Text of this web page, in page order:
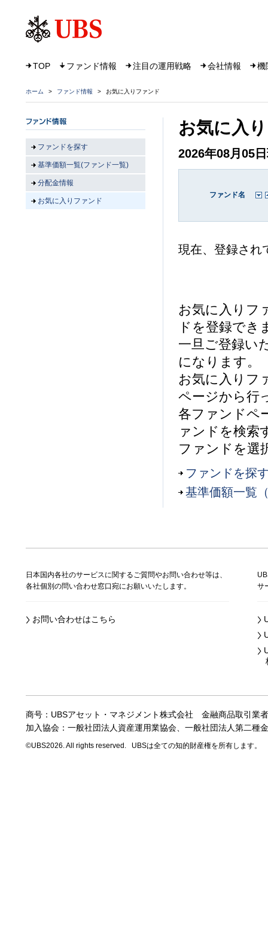
TOP ファンド情報 注目の運用戦略 会社情報 機
ホーム > ファンド情報 > お気に入りファンド
お気に入
2026年08月05
ファンド名
現在、登録され
お気に入りフ
ドを登録でき
一旦ご登録い
になります。
お気に入りフ
ページから行
各ファンドペ
ァンドを検索
ファンドを選
ファンドを探
基準価額一覧
ファンドを探す
基準価額一覧(ファンド一覧)
分配金情報
お気に入りファンド
日本国内各社のサービスに関するご質問やお問い合わせ等は、
各社個別の問い合わせ窓口宛にお願いいたします。
お問い合わせはこちら
サ
商号：UBSアセット・マネジメント株式会社 金融商品取引
加入協会：一般社団法人資産運用業協会、 一般社団法人第二種
©UBS2026. All rights reserved. UBSは全ての知的財産権を所有します。